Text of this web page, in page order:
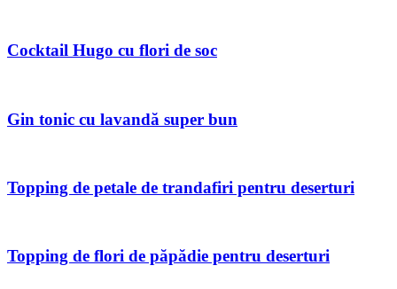
Cocktail Hugo cu flori de soc
Gin tonic cu lavandă super bun
Topping de petale de trandafiri pentru deserturi
Topping de flori de păpădie pentru deserturi